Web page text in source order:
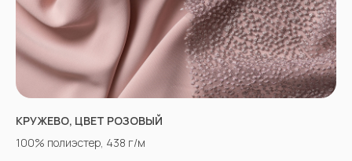
КРУЖЕВО, ЦВЕТ РОЗОВЫЙ
100% полиэстер, 438 г/м